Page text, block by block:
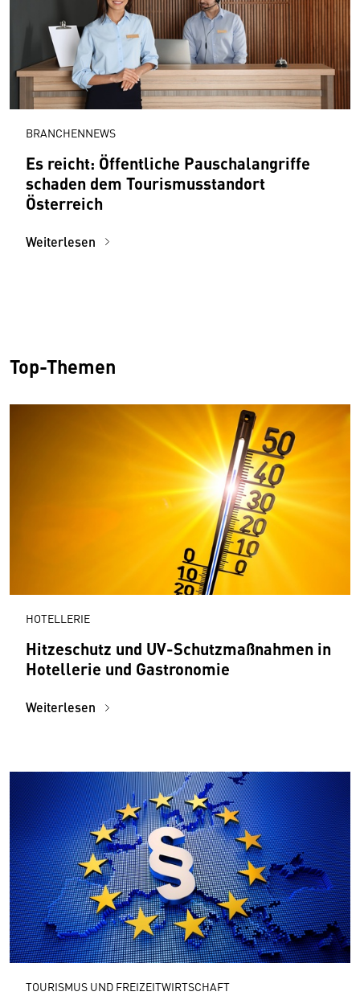
BRANCHENNEWS
Es reicht: Öffentliche Pauschalangriffe
schaden dem Tourismusstandort
Österreich
Weiterlesen
Top-Themen
HOTELLERIE
Hitzeschutz und UV-Schutzmaßnahmen in
Hotellerie und Gastronomie
Weiterlesen
TOURISMUS UND FREIZEITWIRTSCHAFT